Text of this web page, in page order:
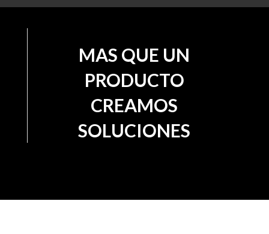
MAS QUE UN
PRODUCTO
CREAMOS
SOLUCIONES